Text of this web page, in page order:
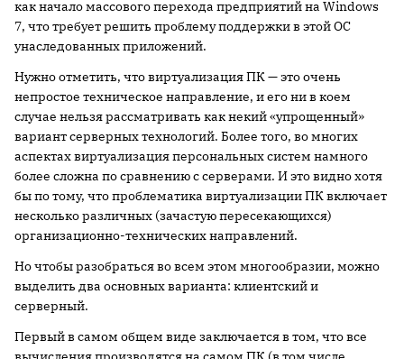
как начало массового перехода предприятий на Windows
7, что требует решить проблему поддержки в этой ОС
унаследованных приложений.
Нужно отметить, что виртуализация ПК — это очень
непростое техническое направление, и его ни в коем
случае нельзя рассматривать как некий «упрощенный»
вариант серверных технологий. Более того, во многих
аспектах виртуализация персональных систем намного
более сложна по сравнению с серверами. И это видно хотя
бы по тому, что проблематика виртуализации ПК включает
несколько различных (зачастую пересекающихся)
организационно-технических направлений.
Но чтобы разобраться во всем этом многообразии, можно
выделить два основных варианта: клиентский и
серверный.
Первый в самом общем виде заключается в том, что все